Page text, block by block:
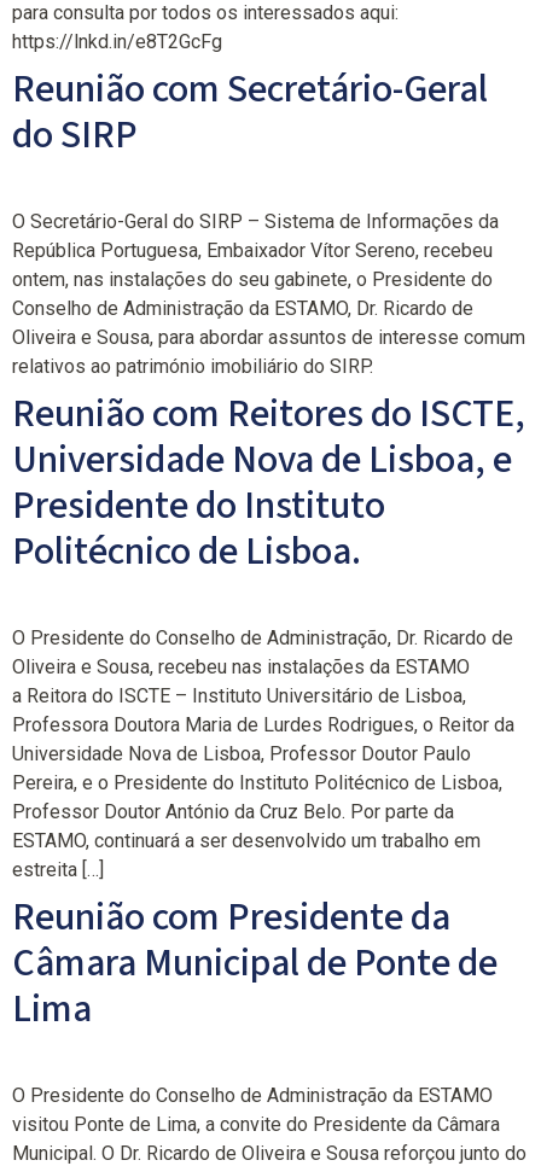
para consulta por todos os interessados aqui:
https://lnkd.in/e8T2GcFg
Reunião com Secretário-Geral
do SIRP
O Secretário-Geral do SIRP – Sistema de Informações da
República Portuguesa, Embaixador Vítor Sereno, recebeu
ontem, nas instalações do seu gabinete, o Presidente do
Conselho de Administração da ESTAMO, Dr. Ricardo de
Oliveira e Sousa, para abordar assuntos de interesse comum
relativos ao património imobiliário do SIRP.
Reunião com Reitores do ISCTE,
Universidade Nova de Lisboa, e
Presidente do Instituto
Politécnico de Lisboa.
O Presidente do Conselho de Administração, Dr. Ricardo de
Oliveira e Sousa, recebeu nas instalações da ESTAMO
a Reitora do ISCTE – Instituto Universitário de Lisboa,
Professora Doutora Maria de Lurdes Rodrigues, o Reitor da
Universidade Nova de Lisboa, Professor Doutor Paulo
Pereira, e o Presidente do Instituto Politécnico de Lisboa,
Professor Doutor António da Cruz Belo. Por parte da
ESTAMO, continuará a ser desenvolvido um trabalho em
estreita […]
Reunião com Presidente da
Câmara Municipal de Ponte de
Lima
O Presidente do Conselho de Administração da ESTAMO
visitou Ponte de Lima, a convite do Presidente da Câmara
Municipal. O Dr. Ricardo de Oliveira e Sousa reforçou junto do